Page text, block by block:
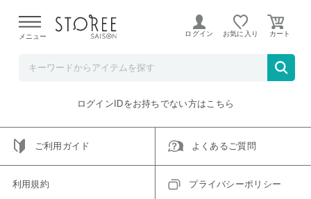
よる配送遅延が発生しております。
メニュー ログイン お気に入り
ご指定のアイテムは取り扱い終了、またはただいま取り扱い
トップへ戻る
ログインIDをお持ちでない方はこちら
ご利用ガイド よくあるご質問
利用規約 プライバシーポリシー